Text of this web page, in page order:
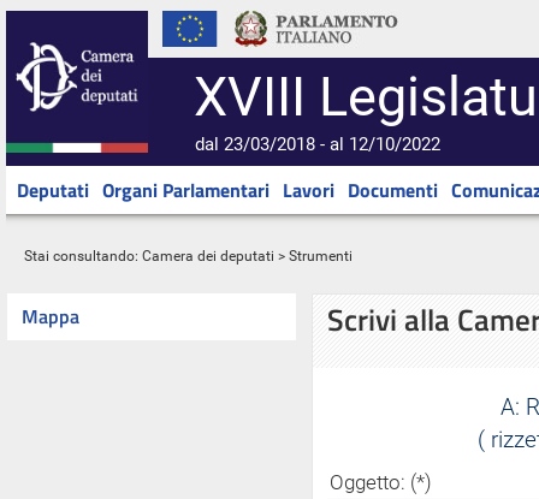
XVIII
dal 23/03/2018 - al 12/10/2022
Deputati Organi Parlamentari Lavori Documenti
Stai consultando: Camera dei deputati > Strumenti
Mappa Scrivi alla
A:
(
Oggetto: (*)